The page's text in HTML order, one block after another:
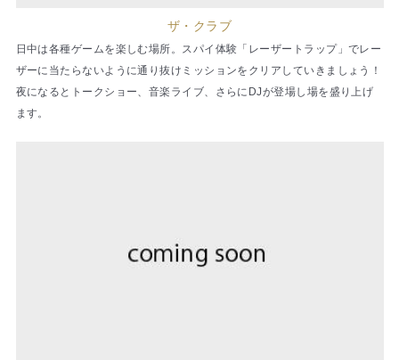
ザ・クラブ
日中は各種ゲームを楽しむ場所。スパイ体験「レーザートラップ」でレー
ザーに当たらないように通り抜けミッションをクリアしていきましょう！
夜になるとトークショー、音楽ライブ、さらにDJが登場し場を盛り上げ
ます。